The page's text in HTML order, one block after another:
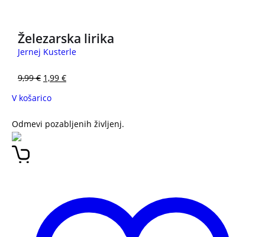
Železarska lirika
Jernej Kusterle
9,99€ 1,99 €
V košarico
Odmevi pozabljenih življenj.